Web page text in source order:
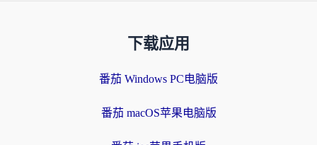
下载应用
番茄 Windows PC电脑版
番茄 macOS苹果电脑版